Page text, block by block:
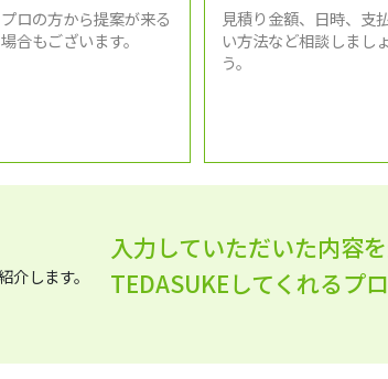
プロの方から提案が来る
場合もございます。
見積り金額、日時、支
い方法など相談しましょ
う。
入力していただいた内容
TEDASUKEしてくれるプ